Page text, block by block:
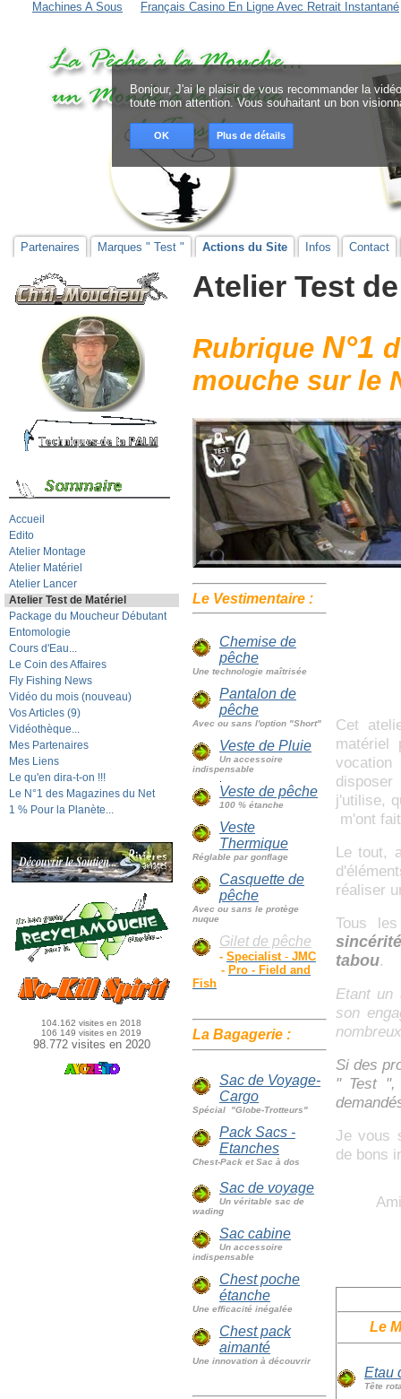
Bonjour, J'ai le plaisir de vous recommander la
toute mon attention. Vous souhaitant un bon
OK Plus de détails
Machines A Sous Français Casino En Ligne Avec Retrait Instantané
Partenaires Marques " Test " Actions du Site Infos Contact
Accueil
Edito
Atelier Montage
Atelier Matériel
Atelier Lancer
Atelier Test de Matériel
Package du Moucheur Débutant
Entomologie
Cours d'Eau...
Le Coin des Affaires
Fly Fishing News
Vidéo du mois (nouveau)
Vos Articles (9)
Vidéothèque...
Mes Partenaires
Mes Liens
Le qu'en dira-t-on !!!
Le N°1 des Magazines du Net
1 % Pour la Planète...
104.162 visites en 2018
106 149 visites en 2019
98.772 visites en 2020
Atelier Test
Rubrique N°1
mouche sur le
Le Vestimentaire :
Chemise de
pêche
Une technologie maîtrisée
Pantalon de
pêche
Avec ou sans l'option "Short"
Veste de Pluie
Un accessoire
indispensable
Veste de pêche
100 % étanche
Veste
Thermique
Réglable par gonflage
Casquette de
pêche
Avec ou sans le protège
nuque
Gilet de pêche
- Specialist - JMC
- Pro - Field and
Fish
La Bagagerie :
Sac de Voyage-
Cargo
Spécial "Globe-Trotteurs"
Pack Sacs -
Etanches
Chest-Pack et Sac à dos
Sac de voyage
Un véritable sac de
wading
Sac cabine
Un accessoire
indispensable
Chest poche
étanche
Une efficacité inégalée
Chest pack
aimanté
Une innovation à découvrir
Cet
j'utilise,
m'ont
Le tout,
réaliser
Tous
sincérité
tabou.
Etant un
son
Si des
" Test ",
Je vous
de bons
Le
Etau
Tête